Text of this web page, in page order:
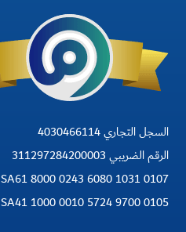
السجل التجاري 4030466114
الرقم الضريبي 311297284200003
SA61 8000 0243 6080 1031 0107 حساب الراجحي
SA41 1000 0010 5724 9700 0105 حساب الاهلي